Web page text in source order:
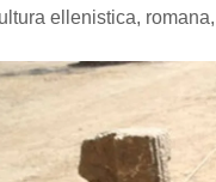
ellenistica,